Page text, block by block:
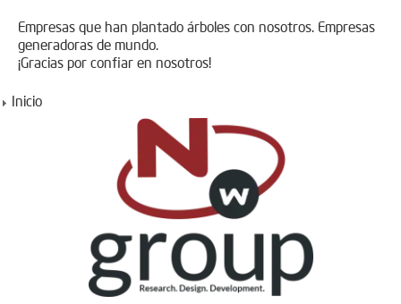
Empresas que han plantado árboles con nosotros. Empresas
generadoras de mundo.
¡Gracias por confiar en nosotros!
Inicio